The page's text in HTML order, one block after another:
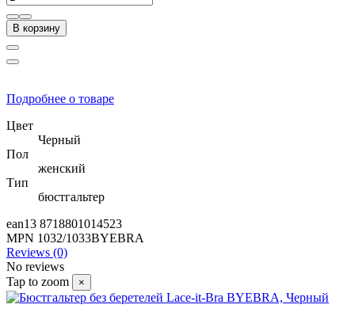
В корзину
Подробнее о товаре
Цвет
Черный
Пол
женский
Тип
бюстгальтер
ean13 8718801014523
MPN 1032/1033BYEBRA
Reviews (0)
No reviews
Tap to zoom
×